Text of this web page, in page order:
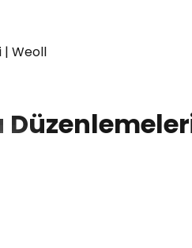
| Weoll